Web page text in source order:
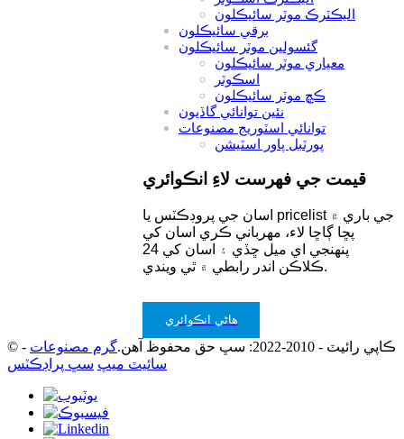
اليڪٽرڪ موٽر سائيڪلون
برقي سائيڪلون
گئسولين موٽر سائيڪلون
معياري موٽر سائيڪلون
اسڪوٽر
ڪڇ موٽر سائيڪلون
نئين توانائي گاڏيون
توانائي اسٽوريج مصنوعات
پورٽبل پاور اسٽيشن
قيمت جي فهرست لاءِ انڪوائري
اسان جي پروڊڪٽس يا pricelist جي باري ۾
پڇا ڳاڇا لاء، مهرباني ڪري اسان کي
پنهنجي اي ميل ڇڏي ۽ اسان کي 24
ڪلاڪن اندر رابطي ۾ ٿي ويندي.
هاڻي انڪوائري
© ڪاپي رائيٽ - 2010-2022: سڀ حق محفوظ آهن. گرم مصنوعات -
سائيٽ ميپ سڀ پراڊڪٽس